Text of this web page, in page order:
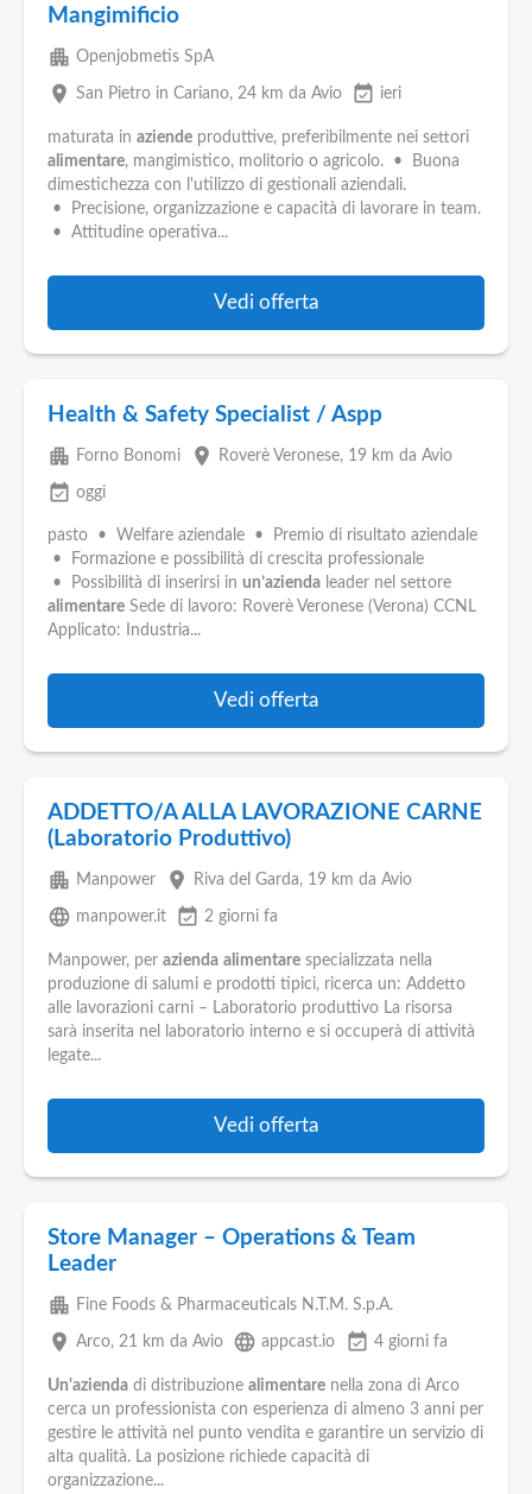
Mangimificio
apartment Openjobmetis SpA
place San Pietro in Cariano, 24 km da Avio event_available ieri
maturata in aziende produttive, preferibilmente nei settori
alimentare, mangimistico, molitorio o agricolo. • Buona
dimestichezza con l'utilizzo di gestionali aziendali.
• Precisione, organizzazione e capacità di lavorare in team.
• Attitudine operativa...
Vedi offerta
Health & Safety Specialist / Aspp
apartment Forno Bonomi place Roverè Veronese, 19 km da Avio
event_available oggi
pasto • Welfare aziendale • Premio di risultato aziendale
• Formazione e possibilità di crescita professionale
• Possibilità di inserirsi in un’azienda leader nel settore
alimentare Sede di lavoro: Roverè Veronese (Verona) CCNL
Applicato: Industria...
Vedi offerta
ADDETTO/A ALLA LAVORAZIONE CARNE
(Laboratorio Produttivo)
apartment Manpower place Riva del Garda, 19 km da Avio
language manpower.it event_available 2 giorni fa
Manpower, per azienda alimentare specializzata nella
produzione di salumi e prodotti tipici, ricerca un: Addetto
alle lavorazioni carni – Laboratorio produttivo La risorsa
sarà inserita nel laboratorio interno e si occuperà di attività
legate...
Vedi offerta
Store Manager – Operations & Team
Leader
apartment Fine Foods & Pharmaceuticals N.T.M. S.p.A.
place Arco, 21 km da Avio language appcast.io event_available 4 giorni fa
Un'azienda di distribuzione alimentare nella zona di Arco
cerca un professionista con esperienza di almeno 3 anni per
gestire le attività nel punto vendita e garantire un servizio di
alta qualità. La posizione richiede capacità di
organizzazione...